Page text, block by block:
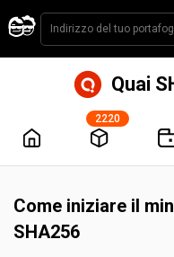
Quai
2220
Come iniziare il
SHA256